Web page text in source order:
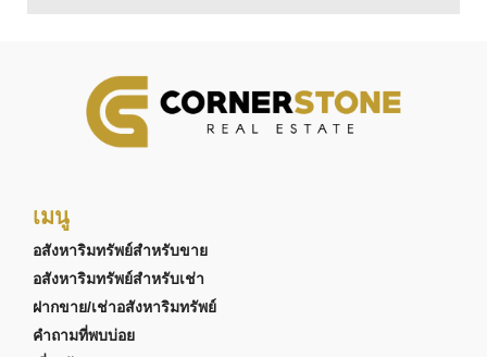
เมนู
อสังหาริมทรัพย์สำหรับขาย
อสังหาริมทรัพย์สำหรับเช่า
ฝากขาย/เช่าอสังหาริมทรัพย์
คำถามที่พบบ่อย